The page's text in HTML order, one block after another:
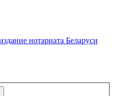
нотариата Беларуси